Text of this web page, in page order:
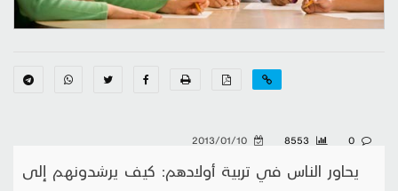
يحاور الناس في تربية أولادهم: كيف يرشدونهم إلى